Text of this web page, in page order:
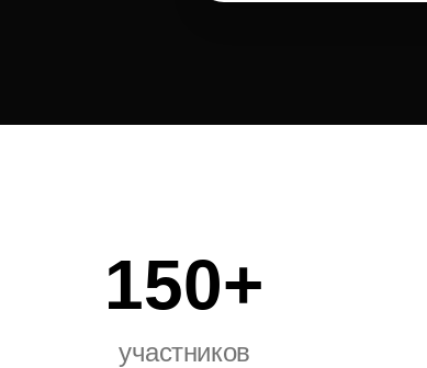
150+
участников